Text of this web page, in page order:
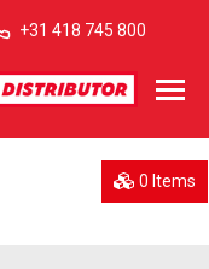
+31 418 745 800
0 Items